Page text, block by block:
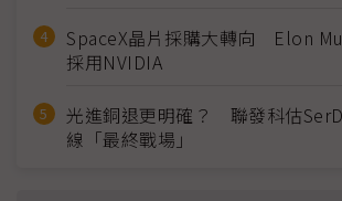
SpaceX晶片採購大轉向 Elon
採用NVIDIA
光進銅退更明確？ 聯發科估
線「最終戰場」